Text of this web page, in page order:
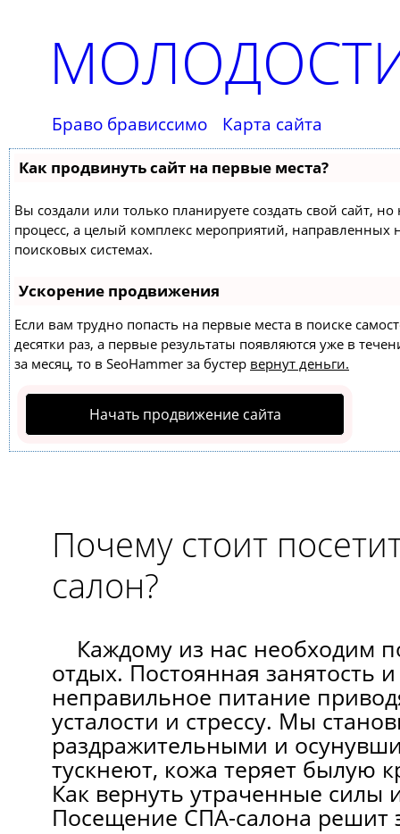
Браво брависсимо Карта сайта
Как продвинуть сайт на первые места?
Вы создали или только планируете создать свой сайт,
процесс, а целый комплекс мероприятий,
поисковых системах.
Ускорение продвижения
Если вам трудно попасть на первые места в поиске
десятки раз, а первые результаты появляются уже в
за месяц, то в SeoHammer за бустер вернут деньги.
Начать продвижение сайта
Почему стоит
салон?
Каждому из нас необходим
отдых. Постоянная занятость
неправильное питание
усталости и стрессу. Мы
раздражительными и
тускнеют, кожа теряет былую
Как вернуть утраченные силы
Посещение СПА-салона решит